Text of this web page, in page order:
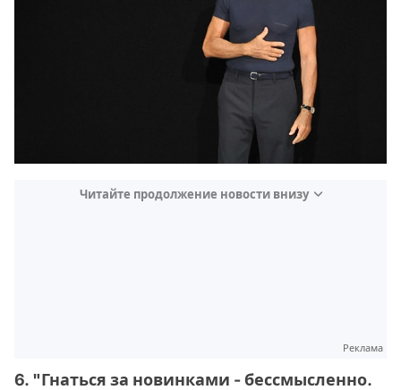
Читайте продолжение новости внизу
Реклама
6. "Гнаться за новинками - бессмысленно.